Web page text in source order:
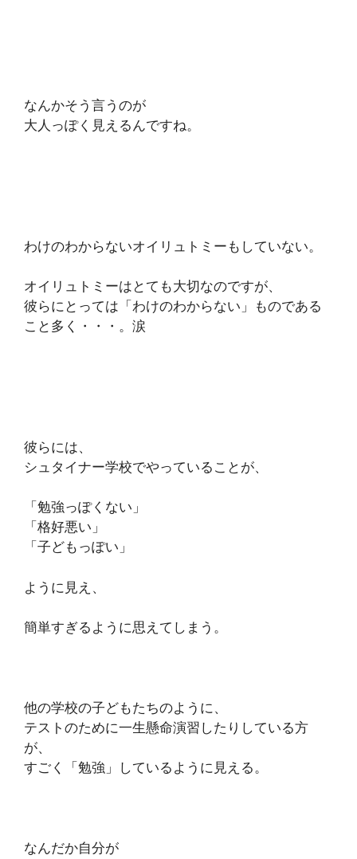
なんかそう言うのが
大人っぽく見えるんですね。
わけのわからないオイリュトミーもしていない。
オイリュトミーはとても大切なのですが、
彼らにとっては「わけのわからない」ものである
こと多く・・・。涙
彼らには、
シュタイナー学校でやっていることが、
「勉強っぽくない」
「格好悪い」
「子どもっぽい」
ように見え、
簡単すぎるように思えてしまう。
他の学校の子どもたちのように、
テストのために一生懸命演習したりしている方
が、
すごく「勉強」しているように見える。
なんだか自分が